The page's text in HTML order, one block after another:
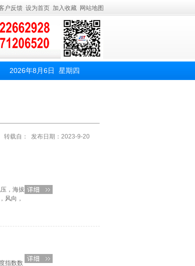
户反馈 设为首页 加入收藏 网站地图
2026年8月6日 星期四
转载自： 发布日期：2023-9-20
，海拔
风向，
指数数